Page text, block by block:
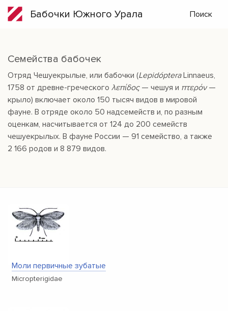
Бабочки Южного Урала Поиск
Семейства бабочек
Отряд Чешуекрылые, или бабочки (LepidópteraLinnaeus,
1758 от древне-греческого λεπίδος— чешуя и πτερόν—
крыло) включает около 150 тысяч видов в мировой
фауне. В отряде около 50 надсемейств и, по разным
оценкам, насчитывается от 124 до 200 семейств
чешуекрылых. В фауне России — 91 семейство, а также
2 166 родов и 8 879 видов.
Моли первичные зубатые
Micropterigidae